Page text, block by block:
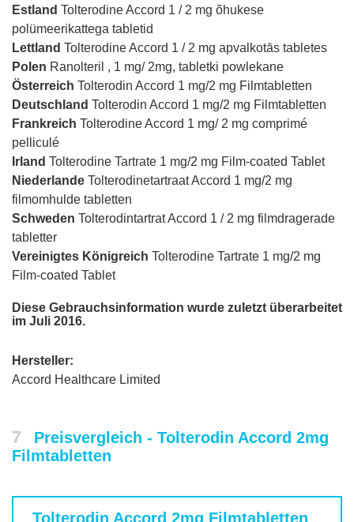
Estland Tolterodine Accord 1 / 2 mg õhukese
polümeerikattega tabletid
Lettland Tolterodine Accord 1 / 2 mg apvalkotās tabletes
Polen Ranolteril , 1 mg/ 2mg, tabletki powlekane
Österreich Tolterodin Accord 1 mg/2 mg Filmtabletten
Deutschland Tolterodin Accord 1 mg/2 mg Filmtabletten
Frankreich Tolterodine Accord 1 mg/ 2 mg comprimé
pelliculé
Irland Tolterodine Tartrate 1 mg/2 mg Film-coated Tablet
Niederlande Tolterodinetartraat Accord 1 mg/2 mg
filmomhulde tabletten
Schweden Tolterodintartrat Accord 1 / 2 mg filmdragerade
tabletter
Vereinigtes Königreich Tolterodine Tartrate 1 mg/2 mg
Film-coated Tablet
Diese Gebrauchsinformation wurde zuletzt überarbeitet
im Juli 2016.
Hersteller:
Accord Healthcare Limited
7
Preisvergleich - Tolterodin Accord 2mg
Filmtabletten
Tolterodin Accord 2mg Filmtabletten